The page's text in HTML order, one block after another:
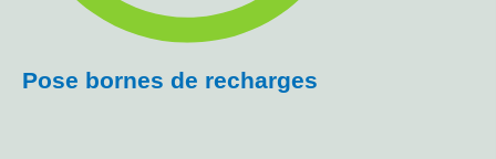
Pose bornes de recharges